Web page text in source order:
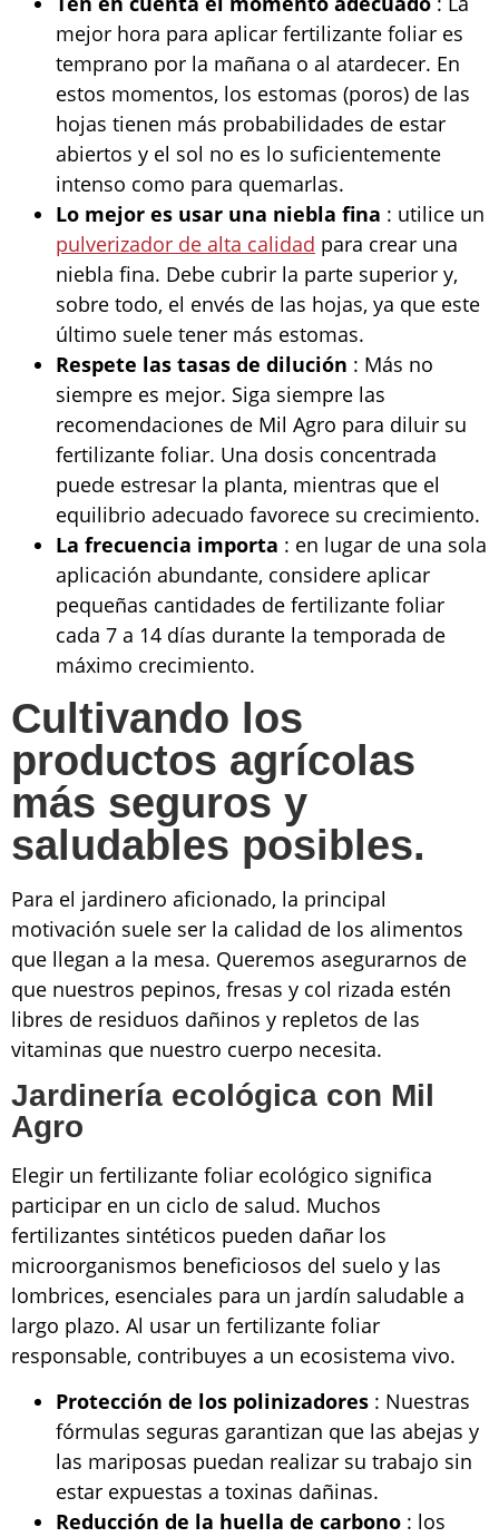
mejor hora para aplicar fertilizante foliar es
temprano por la mañana o al atardecer. En
estos momentos, los estomas (poros) de las
hojas tienen más probabilidades de estar
abiertos y el sol no es lo suficientemente
intenso como para quemarlas.
Lo mejor es usar una niebla fina : utilice un
pulverizador de alta calidad para crear una
niebla fina. Debe cubrir la parte superior y,
sobre todo, el envés de las hojas, ya que este
último suele tener más estomas.
Respete las tasas de dilución : Más no
siempre es mejor. Siga siempre las
recomendaciones de Mil Agro para diluir su
fertilizante foliar. Una dosis concentrada
puede estresar la planta, mientras que el
equilibrio adecuado favorece su crecimiento.
La frecuencia importa : en lugar de una sola
aplicación abundante, considere aplicar
pequeñas cantidades de fertilizante foliar
cada 7 a 14 días durante la temporada de
máximo crecimiento.
Cultivando los
productos agrícolas
más seguros y
saludables posibles.
Para el jardinero aficionado, la principal
motivación suele ser la calidad de los alimentos
que llegan a la mesa. Queremos asegurarnos de
que nuestros pepinos, fresas y col rizada estén
libres de residuos dañinos y repletos de las
vitaminas que nuestro cuerpo necesita.
Jardinería ecológica con Mil
Agro
Elegir un fertilizante foliar ecológico significa
participar en un ciclo de salud. Muchos
fertilizantes sintéticos pueden dañar los
microorganismos beneficiosos del suelo y las
lombrices, esenciales para un jardín saludable a
largo plazo. Al usar un fertilizante foliar
responsable, contribuyes a un ecosistema vivo.
Protección de los polinizadores : Nuestras
fórmulas seguras garantizan que las abejas y
las mariposas puedan realizar su trabajo sin
estar expuestas a toxinas dañinas.
Reducción de la huella de carbono : los